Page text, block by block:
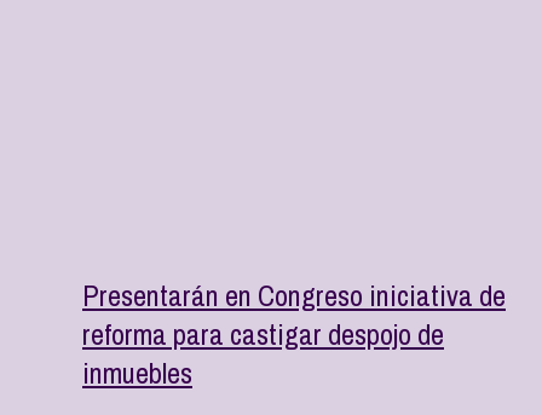
Presentarán en Congreso iniciativa de
reforma para castigar despojo de
inmuebles